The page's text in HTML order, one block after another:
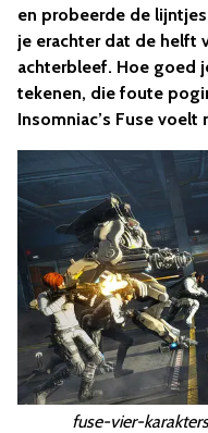
en probeerde de
je erachter dat de helft
achterbleef. Hoe goed
tekenen, die foute
Insomniac’s Fuse voelt
fuse-vier-